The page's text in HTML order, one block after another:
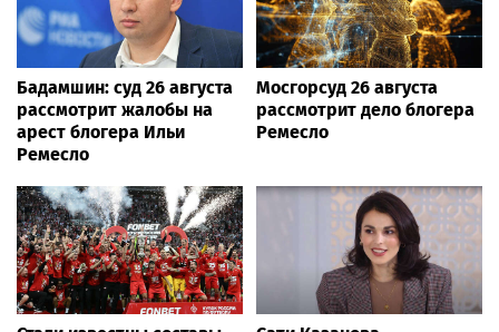
Бадамшин: суд 26 августа
рассмотрит жалобы на
арест блогера Ильи
Ремесло
Мосгорсуд 26 августа
рассмотрит дело блогера
Ремесло